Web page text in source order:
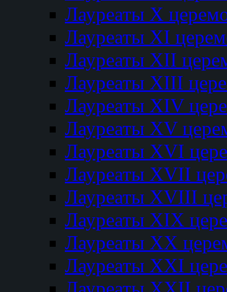
Лауреаты Х
Лауреаты XI
Лауреаты XII
Лауреаты XIII
Лауреаты XIV
Лауреаты XV
Лауреаты XVI
Лауреаты XVII
Лауреаты XVIII
Лауреаты XIX
Лауреаты XX
Лауреаты XXI